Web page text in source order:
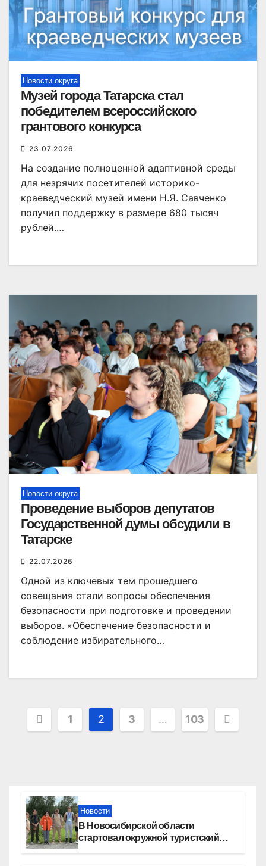
Новости округа
Музей города Татарска стал
победителем всероссийского
грантового конкурса
23.07.2026
На создание полноценной адаптивной среды
для незрячих посетителей историко-
краеведческий музей имени Н.Я. Савченко
получил поддержку в размере 680 тысяч
рублей.…
Новости округа
Проведение выборов депутатов
Государственной думы обсудили в
Татарске
22.07.2026
Одной из ключевых тем прошедшего
совещания стали вопросы обеспечения
безопасности при подготовке и проведении
выборов. «Обеспечение безопасности и
соблюдение избирательного…
Пагинация
1 2 3 … 103
Новости
В Новосибирской области
стартовал окружной туристский